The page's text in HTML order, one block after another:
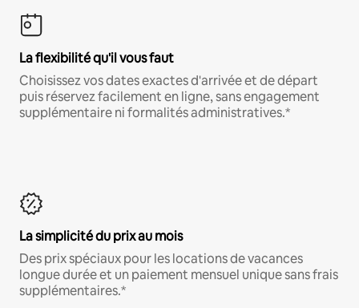
La flexibilité qu'il vous faut
Choisissez vos dates exactes d'arrivée et de départ
puis réservez facilement en ligne, sans engagement
supplémentaire ni formalités administratives.*
La simplicité du prix au mois
Des prix spéciaux pour les locations de vacances
longue durée et un paiement mensuel unique sans frais
supplémentaires.*